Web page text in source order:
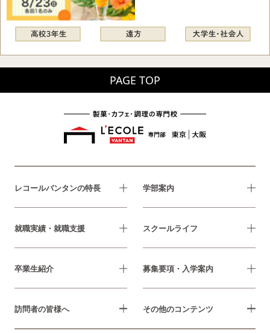
PAGE TOP
レコールバンタンの特長 学部案内
就職実績・就職支援 スクールライフ
卒業生紹介 募集要項・入学案内
訪問者の皆様へ その他のコンテンツ